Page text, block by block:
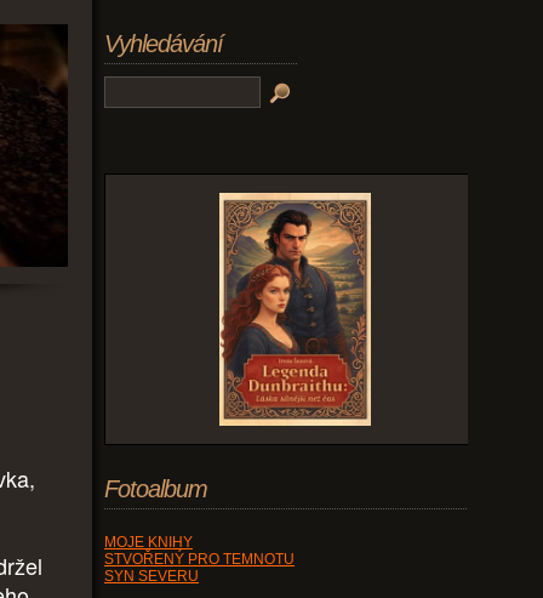
Vyhledávání
Fotoalbum
MOJE KNIHY
STVOŘENÝ PRO TEMNOTU
SYN SEVERU